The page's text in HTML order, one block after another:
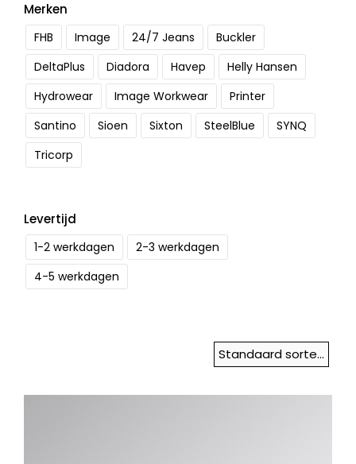
Merken
FHB Image 24/7 Jeans
Buckler
DeltaPlus
Diadora Havep
Helly Hansen
Hydrowear
Image Workwear
Printer
Santino
Sioen Sixton SteelBlue
SYNQ
Tricorp
Levertijd
1-2 werkdagen
2-3 werkdagen
4-5 werkdagen